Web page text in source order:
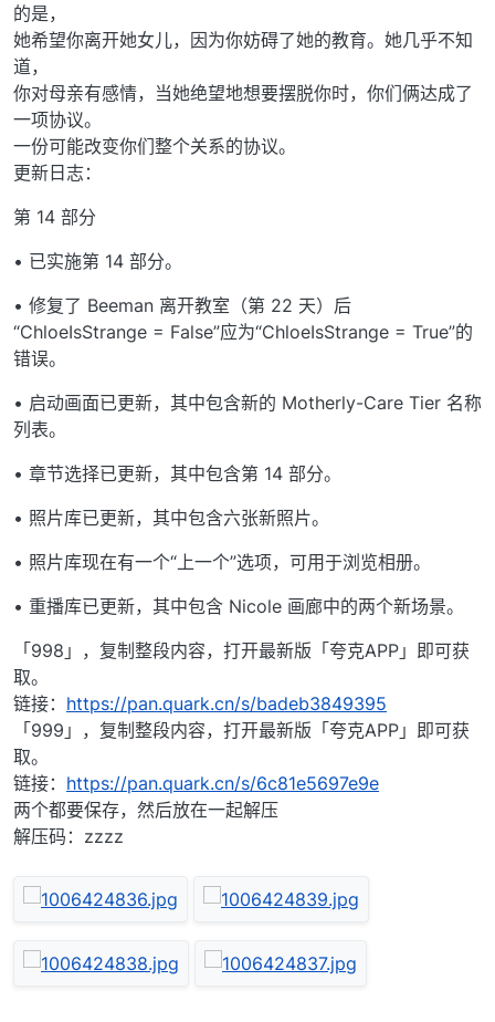
的是，
她希望你离开她女儿，因为你妨碍了她的教育。她几乎不知
道，
你对母亲有感情，当她绝望地想要摆脱你时，你们俩达成了
一项协议。
一份可能改变你们整个关系的协议。
更新日志：
第 14 部分
• 已实施第 14 部分。
• 修复了 Beeman 离开教室（第 22 天）后
“ChloeIsStrange = False”应为“ChloeIsStrange = True”的
错误。
• 启动画面已更新，其中包含新的 Motherly-Care Tier 名称
列表。
• 章节选择已更新，其中包含第 14 部分。
• 照片库已更新，其中包含六张新照片。
• 照片库现在有一个“上一个”选项，可用于浏览相册。
• 重播库已更新，其中包含 Nicole 画廊中的两个新场景。
「998」，复制整段内容，打开最新版「夸克APP」即可获
取。
链接： https://pan.quark.cn/s/badeb3849395
「999」，复制整段内容，打开最新版「夸克APP」即可获
取。
链接： https://pan.quark.cn/s/6c81e5697e9e
两个都要保存，然后放在一起解压
解压码：zzzz